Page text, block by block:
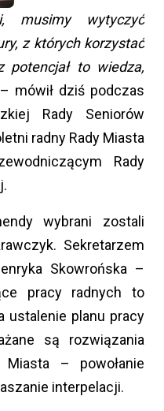
musimy wytyczyć
z których korzystać
potencjał to wiedza,
mówił dziś podczas
Rady Seniorów
radny Rady Miasta
Rady
wybrani zostali
Sekretarzem
Skowrońska –
pracy radnych to
ustalenie planu pracy
są rozwiązania
– powołanie
interpelacji.